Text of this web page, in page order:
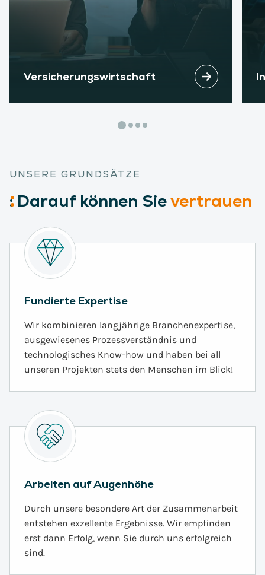
Versicherungs­wirtschaft
UNSERE GRUNDSÄTZE
:Daraufkönnen Sievertrauen
Fundierte Expertise
Wir kombinieren langjährige Branchenexpertise,
ausgewiesenes Prozessverständnis und
technologisches Know-how und haben bei all
unseren Projekten stets den Menschen im Blick!
Arbeiten auf Augenhöhe
Durch unsere besondere Art der Zusammenarbeit
entstehen exzellente Ergebnisse. Wir empfinden
erst dann Erfolg, wenn Sie durch uns erfolgreich
sind.